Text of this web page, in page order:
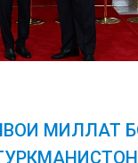
МИЛЛАТ